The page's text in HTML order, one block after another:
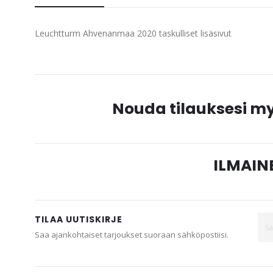
of
gallery
Leuchtturm Ahvenanmaa 2020 taskulliset lisäsivut
Nouda tilauksesi
TILAA UUTISKIRJE
Saa ajankohtaiset tarjoukset suoraan sähköpostiisi.